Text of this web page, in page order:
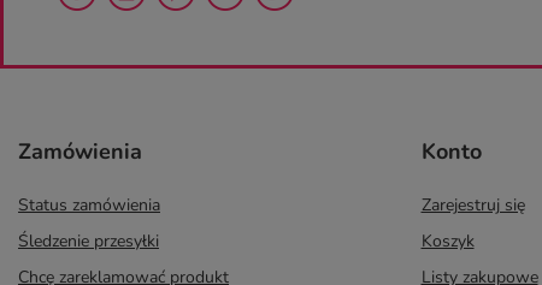
Zamówienia
Status zamówienia
Śledzenie przesyłki
Chcę zareklamować produkt
Konto
Zarejestruj się
Koszyk
Listy zakupowe